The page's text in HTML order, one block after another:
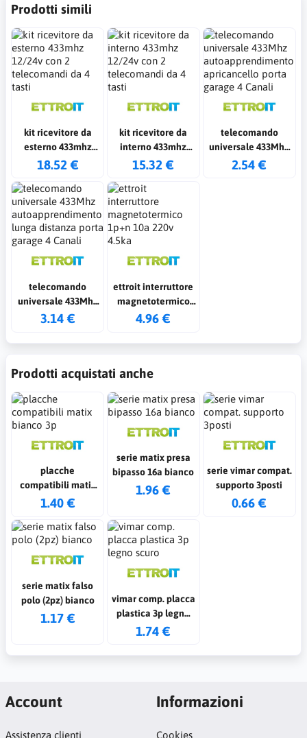
Prodotti simili
kit ricevitore da
esterno 433mhz
12/24v con 2
tasti
18.52 €
kit ricevitore da
interno 433mhz
12/24v con 2
tasti
15.32 €
telecomando
universale 433Mhz
autoapprendimento
2.54 €
telecomando
universale 433Mhz
autoapprendimento
porta garage 4
3.14 €
ettroit interruttore
magnetotermico
1p+n 10a 220v 4.5ka
4.96 €
Prodotti acquistati anche
placche
compatibili matix
bianco 3p
1.40 €
serie matix presa
bipasso 16a bianco
1.96 €
serie vimar compat.
supporto 3posti
0.66 €
serie matix falso
polo (2pz) bianco
1.17 €
vimar comp. placca
plastica 3p legno
scuro
1.74 €
Account
Assistenza clienti
Informazioni
Cookies